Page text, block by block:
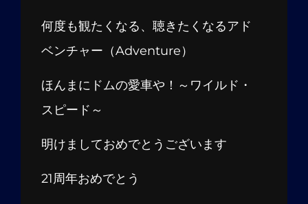
何度も観たくなる、聴きたくなるアド
ベンチャー（Adventure）
ほんまにドムの愛車や！～ワイルド・
スピード～
明けましておめでとうございます
21周年おめでとう